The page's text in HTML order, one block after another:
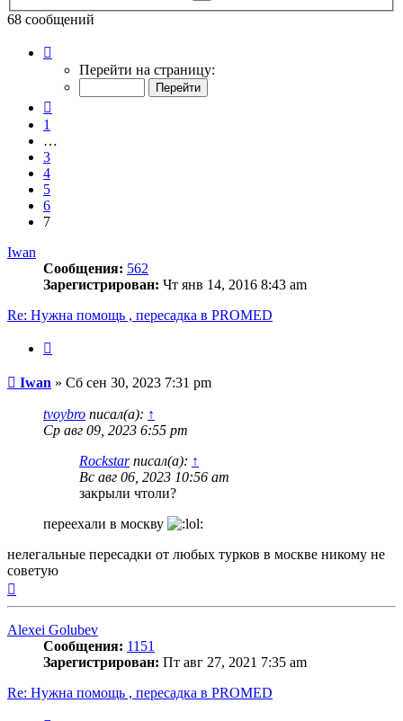
68 сообщений
Перейти на страницу:
1
…
3
4
5
6
7
Iwan
Сообщения: 562
Зарегистрирован: Чт янв 14, 2016 8:43 am
Re: Нужна помощь , пересадка в PROMED
Сообщение
Iwan » Сб сен 30, 2023 7:31 pm
tvoybro писал(а): ↑
Ср авг 09, 2023 6:55 pm
Rockstarписал(а): ↑
Вс авг 06, 2023 10:56 am
закрыли чтоли?
переехали в москву
нелегальные пересадки от любых турков в москве никому не
советую
Alexei Golubev
Сообщения: 1151
Зарегистрирован: Пт авг 27, 2021 7:35 am
Re: Нужна помощь , пересадка в PROMED